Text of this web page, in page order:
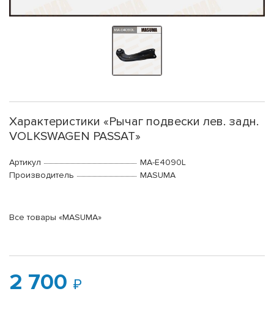
Характеристики «Рычаг подвески лев. задн.
VOLKSWAGEN PASSAT»
Артикул
MA-E4090L
Производитель
MASUMA
Все товары «MASUMA»
2 700